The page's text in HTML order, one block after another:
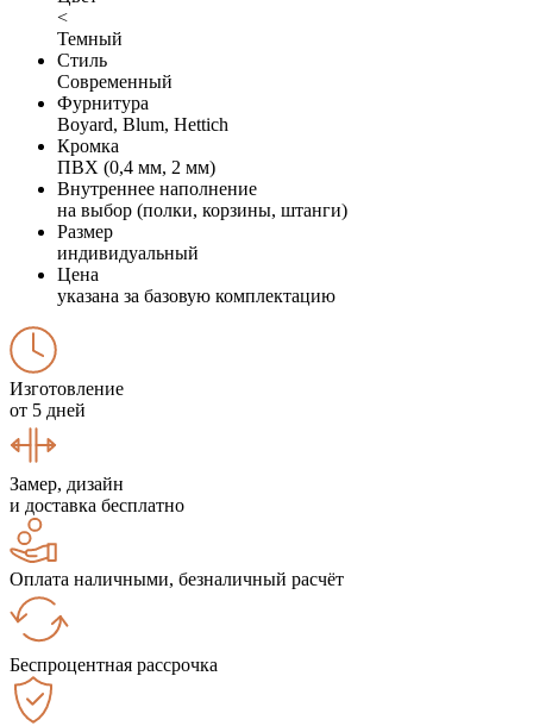
<
Темный
Стиль
Современный
Фурнитура
Boyard, Blum, Hettich
Кромка
ПВХ (0,4 мм, 2 мм)
Внутреннее наполнение
на выбор (полки, корзины, штанги)
Размер
индивидуальный
Цена
указана за базовую комплектацию
Изготовление
от 5 дней
Замер, дизайн
и доставка бесплатно
Оплата наличными, безналичный расчёт
Беспроцентная рассрочка